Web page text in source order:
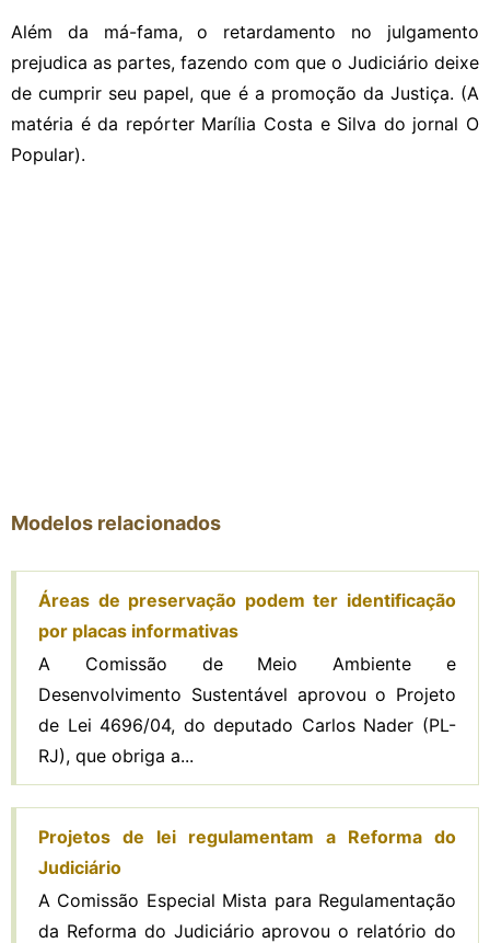
Além da má-fama, o retardamento no julgamento
prejudica as partes, fazendo com que o Judiciário deixe
de cumprir seu papel, que é a promoção da Justiça. (A
matéria é da repórter Marília Costa e Silva do jornal O
Popular).
Modelos relacionados
Áreas de preservação podem ter identificação
por placas informativas
A Comissão de Meio Ambiente e
Desenvolvimento Sustentável aprovou o Projeto
de Lei 4696/04, do deputado Carlos Nader (PL-
RJ), que obriga a...
Projetos de lei regulamentam a Reforma do
Judiciário
A Comissão Especial Mista para Regulamentação
da Reforma do Judiciário aprovou o relatório do